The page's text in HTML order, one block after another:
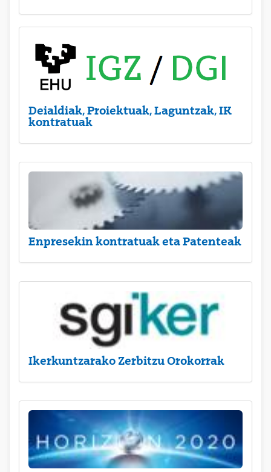
Deialdiak, Proiektuak, Laguntzak, IK
kontratuak
Enpresekin kontratuak eta Patenteak
Ikerkuntzarako Zerbitzu Orokorrak